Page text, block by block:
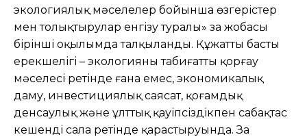
экологиялық мəселелер бойынша өзгерістер
мен толықтырулар енгізу туралы» заң жобасы
бірінші оқылымда талқыланды. Құжаттың басты
ерекшелігі – экологияны табиғатты қорғау
мəселесі ретінде ғана емес, экономикалық
даму, инвестициялық саясат, қоғамдық
денсаулық жəне ұлттық қауіпсіздікпен сабақтас
кешенді сала ретінде қарастыруында. Заң